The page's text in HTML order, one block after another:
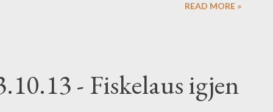
READ MORE »
- Fiskelaus igjen